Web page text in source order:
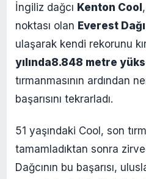
İngiliz dağcı Kenton Cool
noktası olan Everest
ulaşarak kendi rekorunu
yılında8.848 metre
tırmanmasının ardından
başarısını tekrarladı.
51 yaşındaki Cool, son
tamamladıktan sonra
Dağcının bu başarısı,